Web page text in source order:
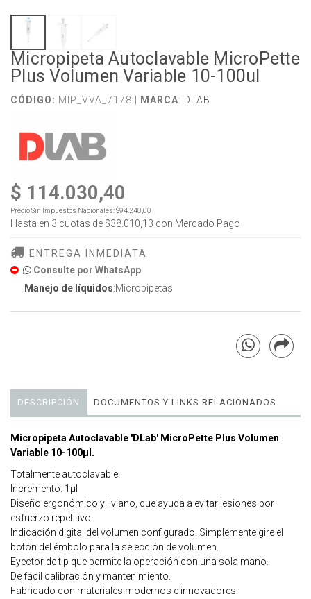
Micropipeta Autoclavable MicroPette
Plus Volumen Variable 10-100ul
CÓDIGO: MIP_VVA_7178 | MARCA: DLAB
$ 114.030,40
Precio Sin Impuestos Nacionales:$94.240,00
Hasta en 3 cuotas de $38.010,13 con Mercado Pago
ENTREGA INMEDIATA
Consulte por WhatsApp
Manejo de líquidos:Micropipetas
DESCRIPCIÓN DOCUMENTOS Y LINKS RELACIONADOS
Micropipeta Autoclavable 'DLab' MicroPette Plus Volumen
Variable 10-100µl.
Totalmente autoclavable.
Incremento: 1µl
Diseño ergonómico y liviano, que ayuda a evitar lesiones por
esfuerzo repetitivo.
Indicación digital del volumen configurado. Simplemente gire el
botón del émbolo para la selección de volumen.
Eyector de tip que permite la operación con una sola mano.
De fácil calibración y mantenimiento.
Fabricado con materiales modernos e innovadores.